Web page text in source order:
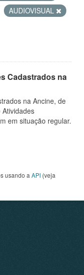
AUDIOVISUAL
Cadastrados na
na Ancine, de
em situação regular.
usando a API (veja